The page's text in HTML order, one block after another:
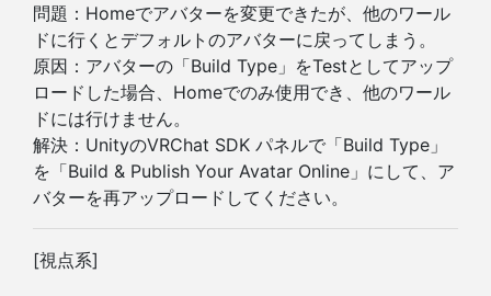
問題：Homeでアバターを変更できたが、他のワール
ドに行くとデフォルトのアバターに戻ってしまう。
原因：アバターの「Build Type」をTestとしてアップ
ロードした場合、Homeでのみ使用でき、他のワール
ドには行けません。
解決：UnityのVRChat SDK パネルで「Build Type」
を「Build & Publish Your Avatar Online」にして、ア
バターを再アップロードしてください。
[視点系]